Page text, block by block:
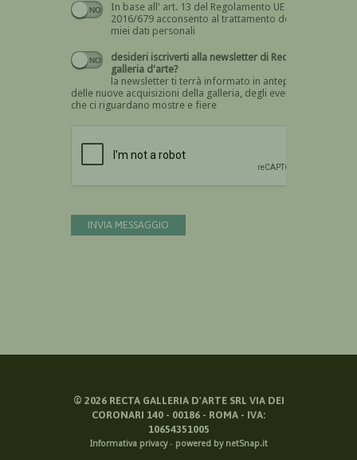
In base all' art. 13 del Regolamento UE n.
2016/679 acconsento al trattamento dei
miei dati personali
Devi dare il consenso
desideri iscriverti alla newsletter di Recta
galleria d'arte?
la newsletter ti terrà informato in anteprima
delle nuove acquisizioni della galleria, degli eventi
che ci riguardano mostre e fiere
INVIA MESSAGGIO
© 2026RECTA GALLERIA D'ARTE SRL VIA DEI
CORONARI 140 - 00186 - ROMA - IVA:
10654351005
Informativa privacy- powered by netSnap.it